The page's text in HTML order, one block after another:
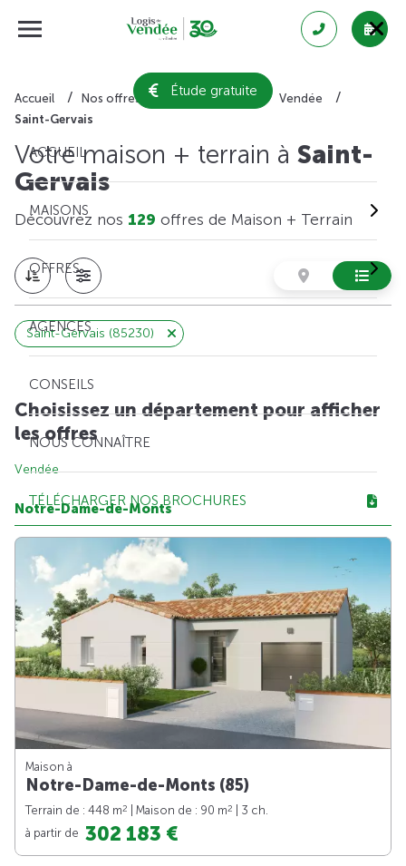
Étude gratuite
ACCUEIL
MAISONS
OFFRES
AGENCES
CONSEILS
NOUS CONNAÎTRE
TÉLÉCHARGER NOS BROCHURES
Accueil Nos offres de maison + terrain
Vendée
Saint-Gervais
Votre maison + terrain à Saint-
Gervais
Découvrez nos 129 offres de Maison + Terrain
Saint-Gervais (85230)
Choisissez un département pour afficher
les offres
Vendée
Notre-Dame-de-Monts
Maison à
Notre-Dame-de-Monts (85)
Terrain de : 448 m2 | Maison de : 90 m2
| 3 ch.
à partir de 302 183 €